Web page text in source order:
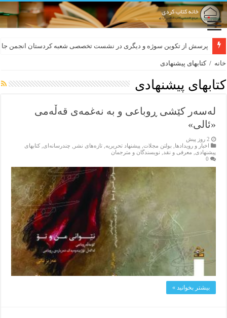
پرسش از تکوین سوژه و دیگری در نشست تخصصی شعبه کردستان انجمن
لەسەر کێشی ڕوباعی و به نەغمەی قەڵەمی «ئالی»
خانه / کتابهای پیشنهادی
کتابهای پیشنهادی
لەسەر کێشی ڕوباعی و به نەغمەی قەڵەمی
«ئالی»
2 روز پیش
اخبار و رویدادها
بولتن مجلات پیشنهاد تحریریه ,تازەهای نشر چندرسانه‌ای ,کتابهای
پیشنهادی
معرفی و نقد
نویسندگان و مترجمان
0
بیشتر بخوانید »